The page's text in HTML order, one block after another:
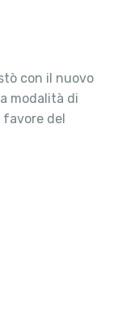
con il nuovo
modalità di
favore del